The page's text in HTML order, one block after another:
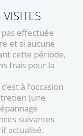
pas effectuée
et si aucune
cette période,
frais pour la
à l’occasion
(une
suivantes
actualisé.